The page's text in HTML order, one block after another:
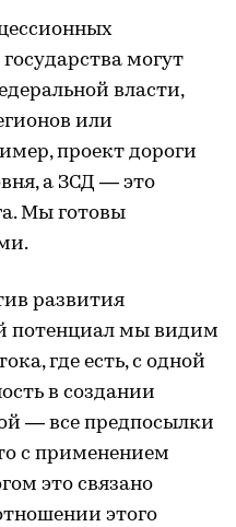
могут
власти,
или
проект дороги
а ЗСД — это
Мы готовы
развития
потенциал мы видим
где есть, с одной
в создании
— все предпосылки
с применением
это связано
этого